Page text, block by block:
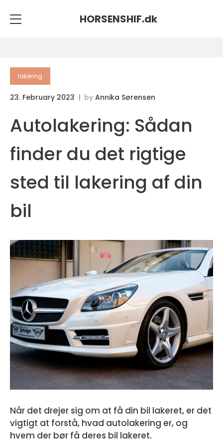
HORSENSHIF.dk
lakering
23. February 2023 by Annika Sørensen
Autolakering: Sådan
finder du det rigtige
sted til lakering af din
bil
Når det drejer sig om at få din bil lakeret, er det
vigtigt at forstå, hvad autolakering er, og
hvem der bør få deres bil lakeret.